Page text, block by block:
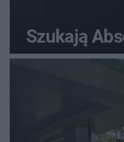
Szukają